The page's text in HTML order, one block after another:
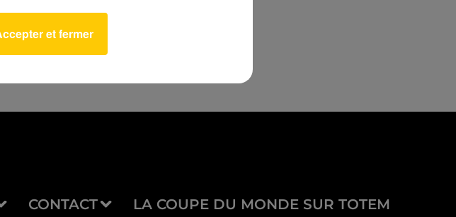
CONTACT LA COUPE DU MONDE SUR TOTEM
et fermer